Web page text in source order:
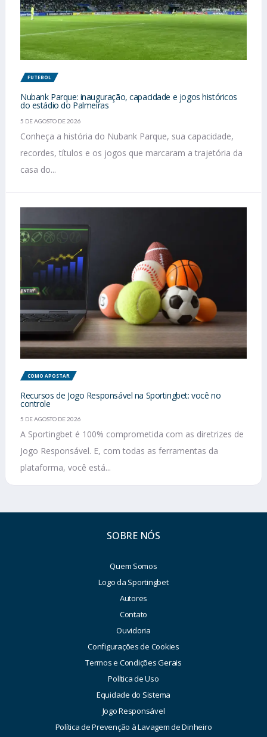
FUTEBOL
Nubank Parque: inauguração, capacidade e jogos históricos
do estádio do Palmeiras
5 DE AGOSTO DE 2026
Conheça a história do Nubank Parque, sua capacidade,
recordes, títulos e os jogos que marcaram a trajetória da
casa do...
COMO APOSTAR
Recursos de Jogo Responsável na Sportingbet: você no
controle
5 DE AGOSTO DE 2026
A Sportingbet é 100% comprometida com as diretrizes de
Jogo Responsável. E, com todas as ferramentas da
plataforma, você está...
SOBRE NÓS
Quem Somos
Logo da Sportingbet
Autores
Contato
Ouvidoria
Configurações de Cookies
Termos e Condições Gerais
Política de Uso
Equidade do Sistema
Jogo Responsável
Política de Prevenção à Lavagem de Dinheiro